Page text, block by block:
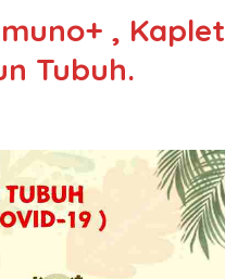
, Kaplet
Tubuh.